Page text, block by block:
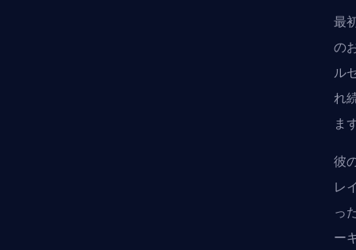
最
の
ル
れ
ま
彼
レ
っ
ー